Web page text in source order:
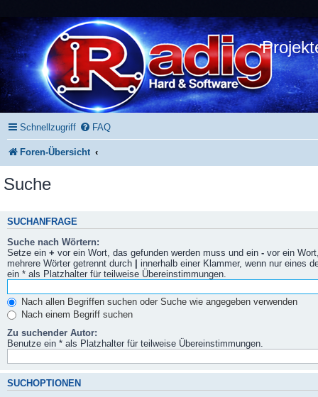
Schnellzugriff FAQ
Foren-Übersicht
Suche
SUCHANFRAGE
Suche nach Wörtern:
Setze ein + vor ein Wort, das gefunden werden muss und ein - vor ein
mehrere Wörter getrennt durch | innerhalb einer Klammer, wenn nur eines
ein * als Platzhalter für teilweise Übereinstimmungen.
Nach allen Begriffen suchen oder Suche wie angegeben verwenden
Nach einem Begriff suchen
Zu suchender Autor:
Benutze ein * als Platzhalter für teilweise Übereinstimmungen.
SUCHOPTIONEN